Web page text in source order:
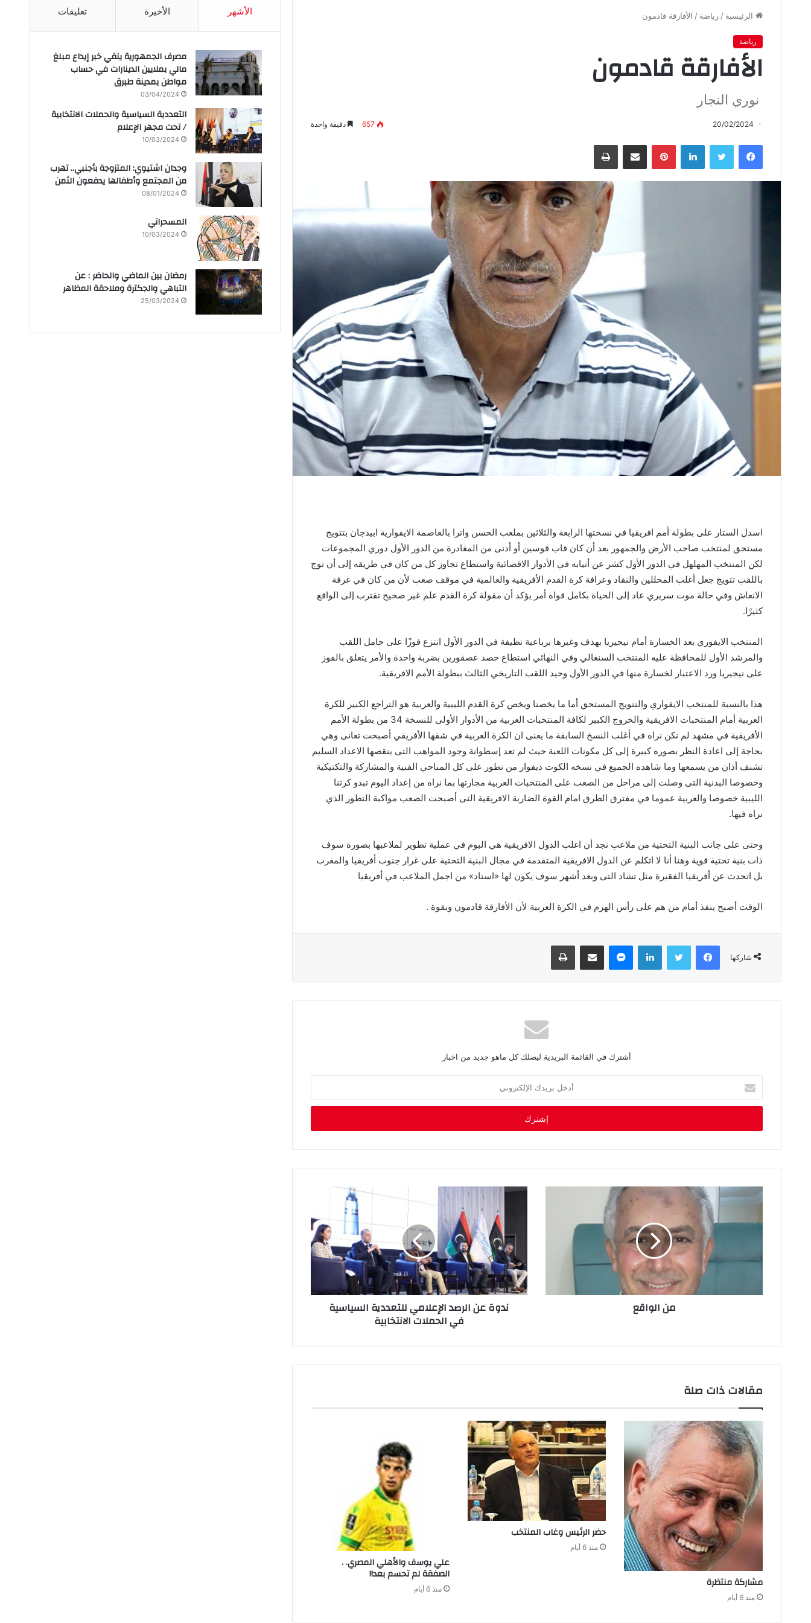
الرئيسية / رياضة / الأفارقة قادمون
رياضة
الأفارقة قادمون
نوري النجار
20/02/2024
657 دقيقة واحدة
فيسبوك تويتر لينكدإن بينتيريست مشاركة عبر البريد طباعة
اسدل الستار على بطولة أمم افريقيا في نسختها الرابعة والثلاثين بملعب الحسن واترا بالعاصمة الايفوارية ابيدجان بتتويج
مستحق لمنتخب صاحب الأرض والجمهور بعد أن كان قاب قوسين أو أدنى من المغادرة من الدور الأول دوري المجموعات
لكن المنتخب المهلهل في الدور الأول كشر عن أنيابه في الأدوار الاقصائية واستطاع تجاوز كل من كان في طريقه إلى أن توج
باللقب تتويج جعل أغلب المحللين والنقاد وعرافة كرة القدم الأفريقية والعالمية في موقف صعب لأن من كان في غرفة
الانعاش وفي حالة موت سريري عاد إلى الحياة بكامل قواه أمر يؤكد أن مقولة كرة القدم علم غير صحيح تقترب إلى الواقع
كثيرًا.
المنتخب الايفوري بعد الخسارة أمام نيجيريا بهدف وغيرها برباعية نظيفة في الدور الأول انتزع فوزًا على حامل اللقب
والمرشد الأول للمحافظة عليه المنتخب السنغالي وفي النهائي استطاع حصد عصفورين بضربة واحدة والأمر يتعلق بالفوز
على نيجيريا ورد الاعتبار لخسارة منها في الدور الأول وحيد اللقب التاريخي الثالث ببطولة الأمم الافريقية.
هذا بالنسبة للمنتخب الايفواري والتتويج المستحق أما ما يخصنا ويخص كرة القدم الليبية والعربية هو التراجع الكبير للكرة
العربية أمام المنتخبات الافريقية والخروج الكبير لكافة المنتخبات العربية من الأدوار الأولى للنسخة 34 من بطولة الأمم
الأفريقية في مشهد لم نكن نراه في أغلب النسخ السابقة ما يعنى ان الكرة العربية في شقها الأفريقي أصبحت تعانى وهي
بحاجة إلى اعادة النظر بصوره كبيرة إلى كل مكونات اللعبة حيث لم تعد إسطوانة وجود المواهب التى ينقصها الاعداد السليم
تشنف أذان من يسمعها وما شاهده الجميع في نسخه الكوت ديفوار من تطور على كل المناحي الفنية والمشاركة والتكتيكية
وخصوصا البدنية التى وصلت إلى مراحل من الصعب على المنتخبات العربية مجارتها بما نراه من إعداد اليوم تبدو كرتنا
الليبية خصوصا والعربية عموما في مفترق الطرق امام القوة الضاربة الافريقية التى أصبحت الصعب مواكبة التطور الذي
نراه فيها.
وحتى على جانب البنية التحتية من ملاعب نجد أن اغلب الدول الافريقية هي اليوم في عملية تطوير لملاعبها بصورة سوف
ذات بنية تحتية قوية وهنا أنا لا اتكلم عن الدول الافريقية المتقدمة في مجال البنية التحتية على غرار جنوب أفريقيا والمغرب
بل اتحدث عن أفريقيا الفقيرة مثل تشاد التى وبعد أشهر سوف يكون لها «استاد» من اجمل الملاعب في أفريقيا
الوقت أصبح ينفذ أمام من هم على رأس الهرم في الكرة العربية لأن الأفارقة قادمون وبقوة .
شاركها
فيسبوك تويتر لينكدإن ماسنجر مشاركة عبر البريد طباعة
أشترك في القائمة البريدية ليصلك كل ماهو جديد من اخبار
خ
ب
د
إ
ت
ن
من الواقع ندوة عن الرصد الإعلامي للتعددية السياسية
في الحملات الانتخابية
مقالات ذات صلة
مشاركة‭ ‬منتظرة
منذ 6 أيام
حضر‭ ‬الرئيس‭ ‬وغاب‭ ‬المنتخب
منذ 6 أيام
علي‭ ‬يوسف‭ ‬والأهلي‭ ‬المصري‭ . .
‬الصفقة‭ ‬لم‭ ‬تحسم‭ ‬بعد‭ !!‬
منذ 6 أيام
الأشهر الأخيرة تعليقات
مصرف الجمهورية ينفي خبر إيداع مبلغ
مالي بملايين الدينارات في حساب
مواطن بمدينة طبرق
03/04/2024
التعددية السياسية والحملات الانتخابية
/ تحت مجهر الإعلام
10/03/2024
وجدان اشتيوي: المتزوجة بأجنبي.. تهرب
من المجتمع وأطفالها يدفعون الثمن
08/01/2024
المسحراتي
10/03/2024
رمضان بين الماضي والحاضر : عن
التباهي والجكترة وملاحقة المظاهر
25/03/2024